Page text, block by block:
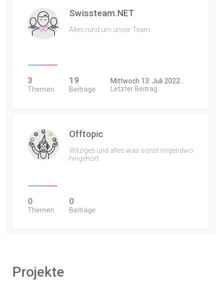
Swissteam.NET
Alles rund um unser Team.
3
Themen
19
Beiträge
Mittwoch 13. Juli 2022…
Letzter Beitrag
Offtopic
Witziges und alles was sonst nirgendwo
hingehört.
0
Themen
0
Beiträge
Projekte